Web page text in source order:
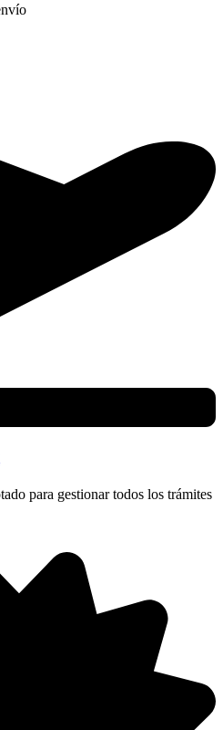
para gestionar todos los trámites